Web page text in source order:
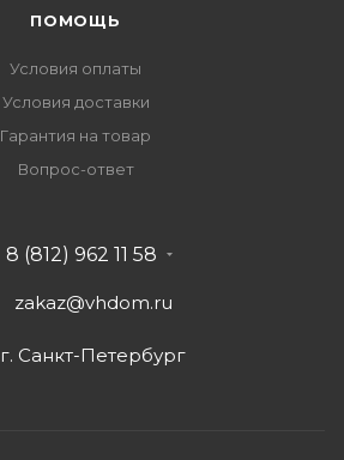
ПОМОЩЬ
Условия оплаты
Условия доставки
Гарантия на товар
Вопрос-ответ
8 (812) 962 11 58
zakaz@vhdom.ru
г. Санкт-Петербург